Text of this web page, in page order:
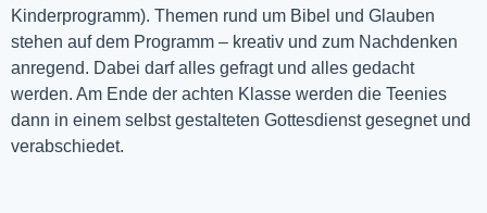
Kinderprogramm). Themen rund um Bibel und Glauben
stehen auf dem Programm – kreativ und zum Nachdenken
anregend. Dabei darf alles gefragt und alles gedacht
werden. Am Ende der achten Klasse werden die Teenies
dann in einem selbst gestalteten Gottesdienst gesegnet und
verabschiedet.